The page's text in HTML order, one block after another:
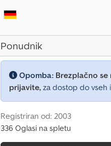
Ponudnik
Opomba: Brezplačno
prijavite, za dostop do vseh
Registriran od: 2003
336 Oglasi na spletu